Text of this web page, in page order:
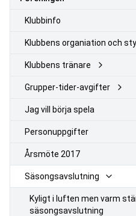
Klubbinfo
Klubbens organiation och
Klubbens tränare
Grupper-tider-avgifter
Jag vill börja spela
Personuppgifter
Årsmöte 2017
Säsongsavslutning
Kyligt i luften men varm
säsongsavslutning